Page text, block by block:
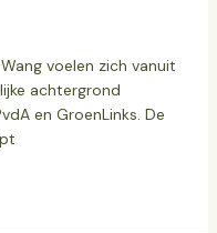
voelen zich vanuit
achtergrond
en GroenLinks. De